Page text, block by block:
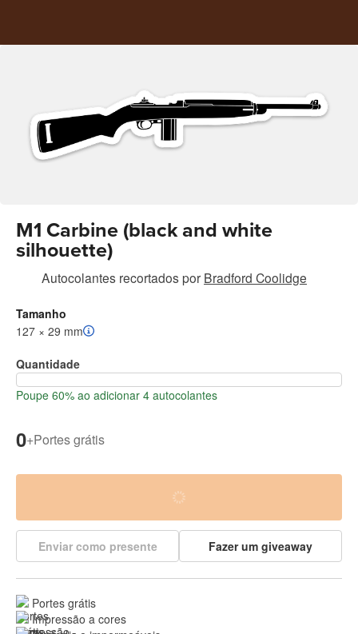
M1 Carbine (black and white
silhouette)
Autocolantes recortadospor Bradford Coolidge
Tamanho
127 × 29 mm
Quantidade
Poupe 60% ao adicionar 4 autocolantes
0+Portes grátis
Enviar como presente Fazer um giveaway
Portes grátis
Impressão a cores